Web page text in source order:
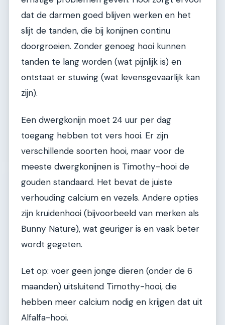
dat de darmen goed blijven werken en het
slijt de tanden, die bij konijnen continu
doorgroeien. Zonder genoeg hooi kunnen
tanden te lang worden (wat pijnlijk is) en
ontstaat er stuwing (wat levensgevaarlijk kan
zijn).
Een dwergkonijn moet 24 uur per dag
toegang hebben tot vers hooi. Er zijn
verschillende soorten hooi, maar voor de
meeste dwergkonijnen is Timothy-hooi de
gouden standaard. Het bevat de juiste
verhouding calcium en vezels. Andere opties
zijn kruidenhooi (bijvoorbeeld van merken als
Bunny Nature), wat geuriger is en vaak beter
wordt gegeten.
Let op: voer geen jonge dieren (onder de 6
maanden) uitsluitend Timothy-hooi, die
hebben meer calcium nodig en krijgen dat uit
Alfalfa-hooi.